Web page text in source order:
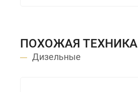
ПОХОЖАЯ ТЕХНИКА
Дизельные